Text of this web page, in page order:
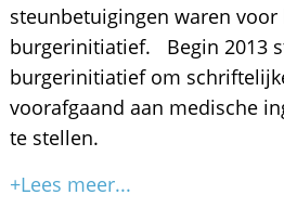
steunbetuigingen waren voor
burgerinitiatief. Begin 2013
burgerinitiatief om
voorafgaand aan medische
te stellen.
+Lees meer...